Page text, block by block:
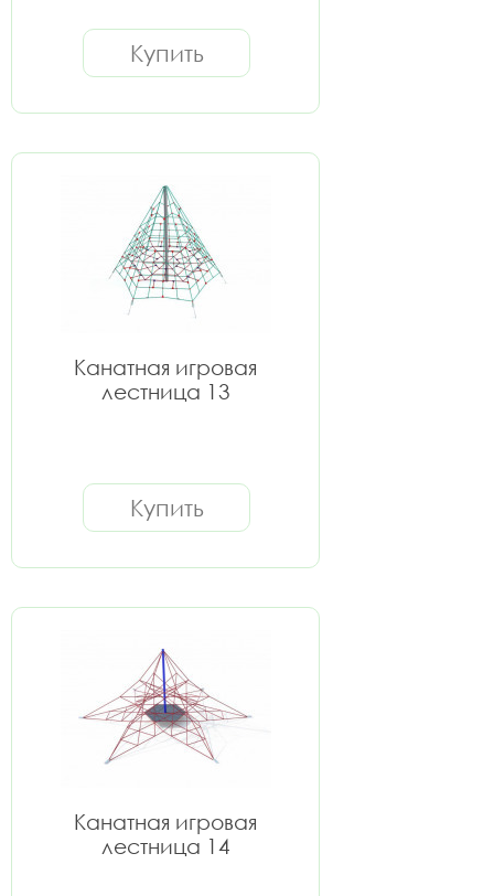
Купить
Канатная игровая
лестница 13
Купить
Канатная игровая
лестница 14